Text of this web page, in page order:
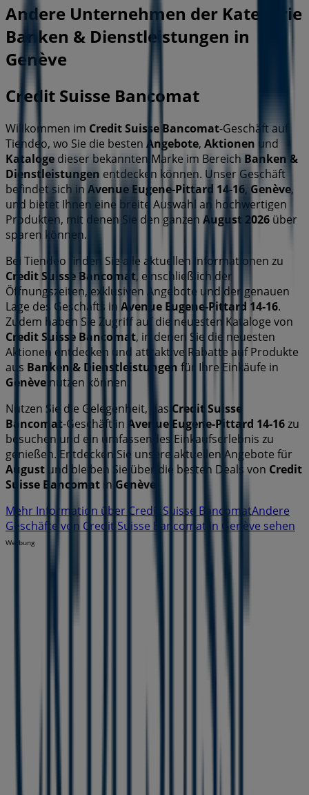
Andere Unternehmen der Kategorie
Banken & Dienstleistungen in
Genève
Credit Suisse Bancomat
Willkommen im Credit Suisse Bancomat-Geschäft auf
Tiendeo, wo Sie die besten Angebote, Aktionen und
Kataloge dieser bekannten Marke im Bereich Banken &
Dienstleistungen entdecken können. Unser Geschäft
befindet sich in Avenue Eugene-Pittard 14-16, Genève,
und bietet Ihnen eine breite Auswahl an hochwertigen
Produkten, mit denen Sie den ganzen August 2026 über
sparen können.
Bei Tiendeo finden Sie alle aktuellen Informationen zu
Credit Suisse Bancomat, einschließlich der
Öffnungszeiten, exklusiven Angebote und der genauen
Lage des Geschäfts in Avenue Eugene-Pittard 14-16.
Zudem haben Sie Zugriff auf die neuesten Kataloge von
Credit Suisse Bancomat, in denen Sie die neuesten
Aktionen entdecken und attraktive Rabatte auf Produkte
aus Banken & Dienstleistungen für Ihre Einkäufe in
Genève nutzen können.
Nutzen Sie die Gelegenheit, das Credit Suisse
Bancomat-Geschäft in Avenue Eugene-Pittard 14-16zu
besuchen und ein umfassendes Einkaufserlebnis zu
genießen. Entdecken Sie unsere aktuellen Angebote für
August und bleiben Sie über die besten Deals von Credit
Suisse Bancomat in Genève
Mehr Information über Credit Suisse BancomatAndere
Geschäfte von Credit Suisse Bancomat in Genève sehen
Werbung